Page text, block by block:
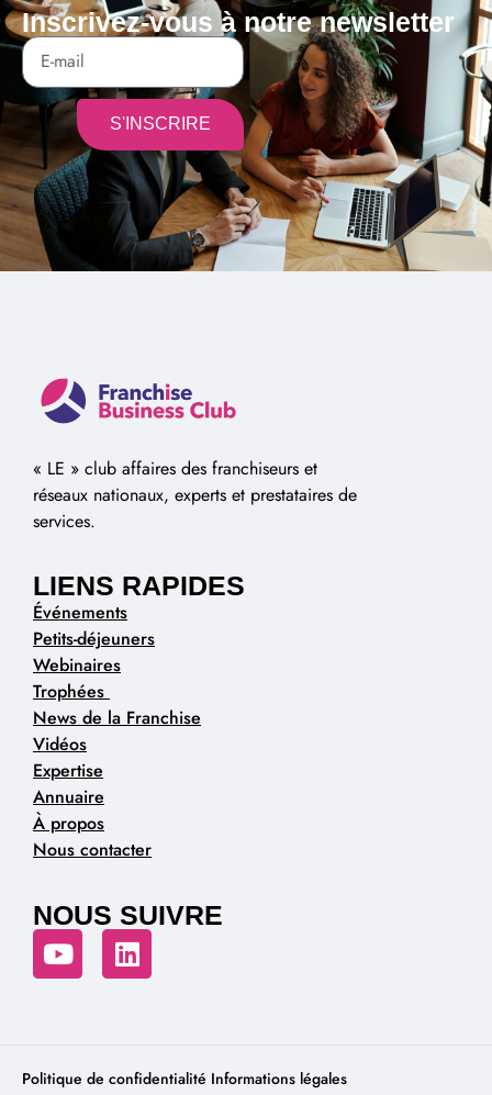
Inscrivez-vous à notre newsletter
S'INSCRIRE
Alternative:
« LE » club affaires des franchiseurs et
réseaux nationaux, experts et prestataires de
services.
LIENS RAPIDES
Événements
Petits-déjeuners
Webinaires
Trophées
News de la Franchise
Vidéos
Expertise
Annuaire
À propos
Nous contacter
NOUS SUIVRE
Politique de confidentialité Informations légales